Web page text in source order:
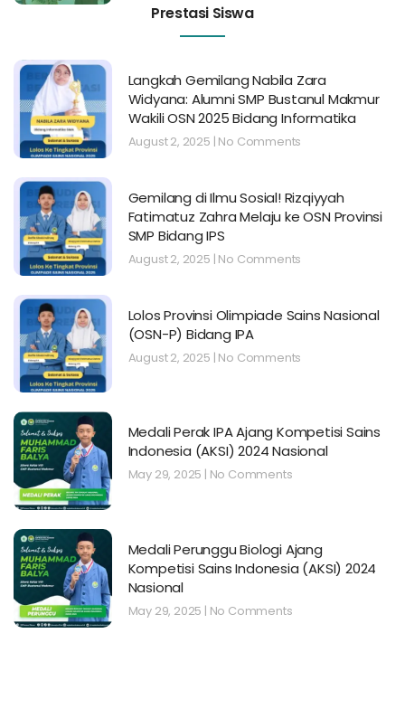
Prestasi Siswa
Langkah Gemilang Nabila Zara
Widyana: Alumni SMP Bustanul Makmur
Wakili OSN 2025 Bidang Informatika
August 2, 2025 No Comments
Gemilang di Ilmu Sosial! Rizqiyyah
Fatimatuz Zahra Melaju ke OSN Provinsi
SMP Bidang IPS
August 2, 2025 No Comments
Lolos Provinsi Olimpiade Sains Nasional
(OSN-P) Bidang IPA
August 2, 2025 No Comments
Medali Perak IPA Ajang Kompetisi Sains
Indonesia (AKSI) 2024 Nasional
May 29, 2025 No Comments
Medali Perunggu Biologi Ajang
Kompetisi Sains Indonesia (AKSI) 2024
Nasional
May 29, 2025 No Comments